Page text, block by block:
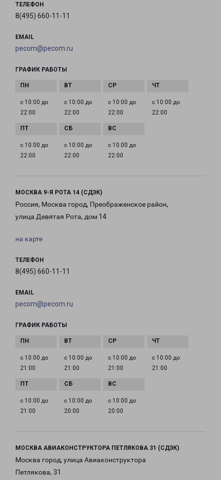
ТЕЛЕФОН
8(495) 660-11-11
EMAIL
pecom@pecom.ru
ГРАФИК РАБОТЫ
с 10:00 до
22:00
с 10:00 до
22:00
с 10:00 до
22:00
с 10:00 до
22:00
с 10:00 до
22:00
с 10:00 до
22:00
с 10:00 до
22:00
МОСКВА 9-Я РОТА 14 (СДЭК)
Россия, Москва город, Преображенское район,
улица Девятая Рота, дом 14
на карте
ТЕЛЕФОН
8(495) 660-11-11
EMAIL
pecom@pecom.ru
ГРАФИК РАБОТЫ
с 10:00 до
21:00
с 10:00 до
21:00
с 10:00 до
21:00
с 10:00 до
21:00
с 10:00 до
21:00
с 10:00 до
20:00
с 10:00 до
20:00
МОСКВА АВИАКОНСТРУКТОРА ПЕТЛЯКОВА 31 (СДЭК)
Москва город, улица Авиаконструктора
Петлякова, 31